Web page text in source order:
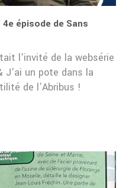
épisode de Sans
l’invité de la websérie
J'ai un pote dans la
de l’Abribus !